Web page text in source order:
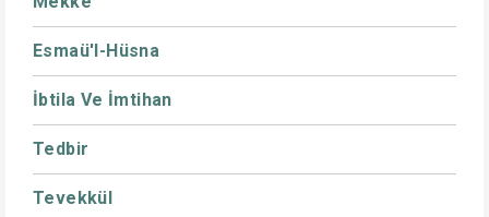
Esmaü'l-Hüsna
İbtila Ve İmtihan
Tedbir
Tevekkül